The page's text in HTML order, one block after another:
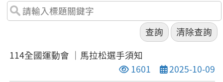
114全國運動會 ｜馬拉松選手須知
點閱次數
1601 發布日期
2025-10-09